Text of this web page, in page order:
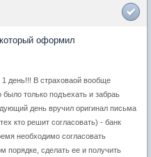
оформил
1 день!!! В страховаой вообще
только подъехать и забраь
день вручил оригинал письма
кто решит согласовать) - банк
необходимо согласовать
порядке, сделать ее и получить